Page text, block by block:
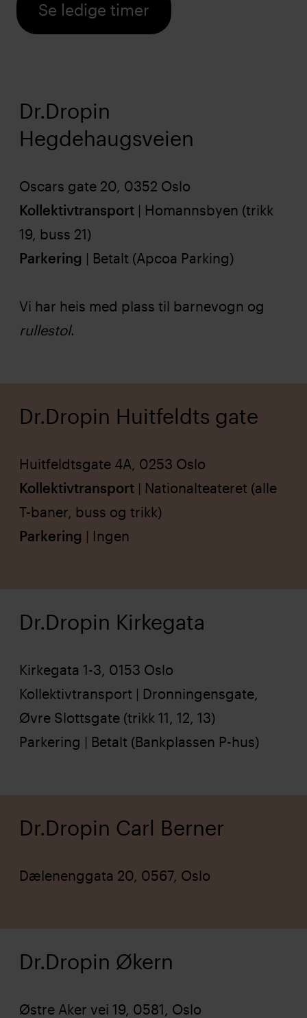
Se ledige timer
Dr.Dropin
Hegdehaugsveien
Oscars gate 20, 0352 Oslo
Kollektivtransport | Homannsbyen (trikk
19, buss 21)
Parkering | Betalt (Apcoa Parking)
Vi har heis med plass til barnevogn og
rullestol.
Dr.Dropin Huitfeldts gate
Huitfeldtsgate 4A, 0253 Oslo
Kollektivtransport | Nationalteateret (alle
T-baner, buss og trikk)
Parkering | Ingen
Dr.Dropin Kirkegata
Kirkegata 1-3, 0153 Oslo
Kollektivtransport | Dronningensgate,
Øvre Slottsgate (trikk 11, 12, 13)
Parkering | Betalt (Bankplassen P-hus)
Dr.Dropin Carl Berner
Dælenenggata 20, 0567, Oslo
Dr.Dropin Økern
Østre Aker vei 19, 0581, Oslo